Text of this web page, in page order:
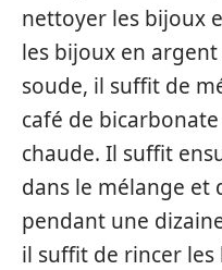
nettoyer les bijoux
les bijoux en
soude, il suffit de
café de bicarbonate
chaude. Il suffit
dans le mélange et
pendant une
il suffit de rincer les